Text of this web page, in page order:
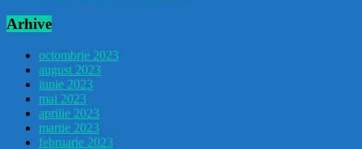
Arhive
octombrie 2023
august 2023
iunie 2023
mai 2023
aprilie 2023
martie 2023
februarie 2023